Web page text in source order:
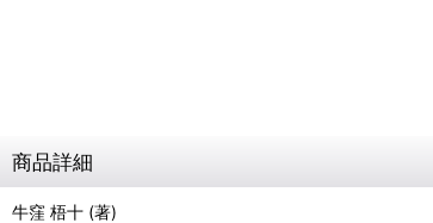
商品詳細
牛窪 梧十 (著)